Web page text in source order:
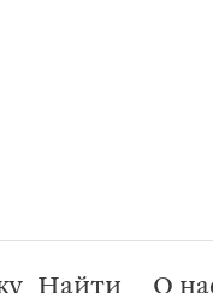
Найти О